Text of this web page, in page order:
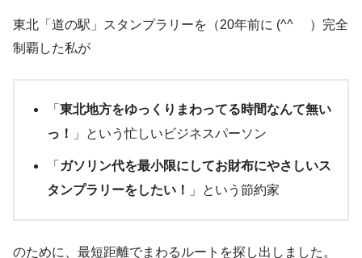
東北「道の駅」スタンプラリーを（20年前に (^^ゞ ）完全
制覇した私が
「 東北地方をゆっくりまわってる時間なんて無い
っ！
」という忙しいビジネスパーソン
「 ガソリン代を最小限にしてお財布にやさしいス
タンプラリーをしたい！
」という節約家
のために、最短距離でまわるルートを探し出しました。